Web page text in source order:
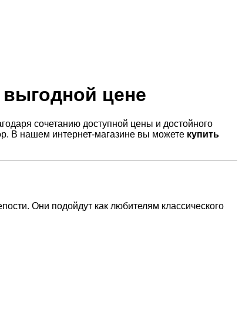
цене
сочетанию доступной цены и достойного
В нашем интернет-магазине вы можете купить
Они подойдут как любителям классического